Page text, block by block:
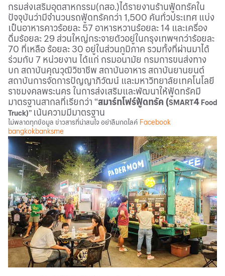
กรมส่งเสริมอุตสาหกรรม(กสอ.)ได้รายงานร้านฟู้ดทรัคใน
ปัจจุบันว่ามีจำนวนรถฟู้ดทรัคกว่า 1,500 คันทั่วประเทศ แบ่ง
เป็นอาหารคาวร้อยละ 57 อาหารหวานร้อยละ 14 และเครื่อง
ดื่มร้อยละ 29 ส่วนใหญ่กระจายตัวอยู่ในกรุงเทพฯกว่าร้อยละ
70 ที่เหลือ ร้อยละ 30 อยู่ในส่วนภูมิภาค รวมทั้งที่ผ่านมาได้
ร่วมกับ 7 หน่วยงาน ได้แก่ กรมอนามัย กรมการขนส่งทาง
บก สถาบันคุณวุฒิวิชาชีพ สถาบันอาหาร สถาบันยานยนต์
สถาบันการจัดการปัญญาภิวัฒน์ และมหาวิทยาลัยเทคโนโลยี
ราชมงคลพระนคร ในการส่งเสริมและพัฒนาให้ฟู้ดทรัคมี
มาตรฐานสากลที่เรียกว่า “สมาร์ทโฟร์ฟู้ดทรัค (SMART4 Food
Truck)” เน้นความมีมาตรฐาน
ไม่พลาดทุกข้อมูล ข่าวสารที่น่าสนใจ อย่าลืมกดไลค์ Facebook
bangkokbanksme